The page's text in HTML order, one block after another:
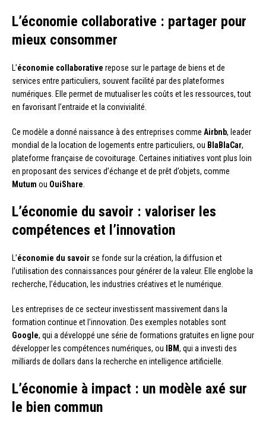
L’économie collaborative : partager pour
mieux consommer
L’économie collaborative repose sur le partage de biens et de
services entre particuliers, souvent facilité par des plateformes
numériques. Elle permet de mutualiser les coûts et les ressources, tout
en favorisant l’entraide et la convivialité.
Ce modèle a donné naissance à des entreprises comme Airbnb, leader
mondial de la location de logements entre particuliers, ou BlaBlaCar,
plateforme française de covoiturage. Certaines initiatives vont plus loin
en proposant des services d’échange et de prêt d’objets, comme
Mutum ou OuiShare.
L’économie du savoir : valoriser les
compétences et l’innovation
L’économie du savoir se fonde sur la création, la diffusion et
l’utilisation des connaissances pour générer de la valeur. Elle englobe la
recherche, l’éducation, les industries créatives et le numérique.
Les entreprises de ce secteur investissent massivement dans la
formation continue et l’innovation. Des exemples notables sont
Google, qui a développé une série de formations gratuites en ligne pour
développer les compétences numériques, ou
IBM, qui a investi des
milliards de dollars dans la recherche en intelligence artificielle.
L’économie à impact : un modèle axé sur
le bien commun